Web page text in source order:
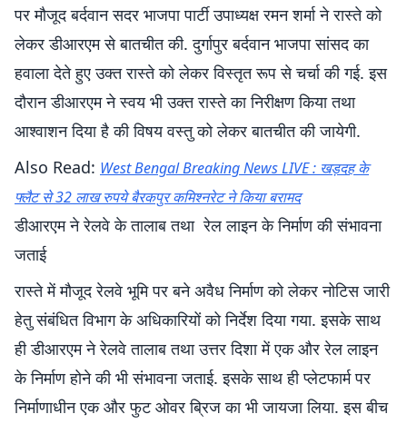
पर मौजूद बर्दवान सदर भाजपा पार्टी उपाध्यक्ष रमन शर्मा ने रास्ते को
लेकर डीआरएम से बातचीत की. दुर्गापुर बर्दवान भाजपा सांसद का
हवाला देते हुए उक्त रास्ते को लेकर विस्तृत रूप से चर्चा की गई. इस
दौरान डीआरएम ने स्वय भी उक्त रास्ते का निरीक्षण किया तथा
आश्वाशन दिया है की विषय वस्तु को लेकर बातचीत की जायेगी.
Also Read: West Bengal Breaking News LIVE : खड़दह के
फ्लैट से 32 लाख रुपये बैरकपुर कमिश्नरेट ने किया बरामद
डीआरएम ने रेलवे के तालाब तथा रेल लाइन के निर्माण की संभावना
जताई
रास्ते में मौजूद रेलवे भूमि पर बने अवैध निर्माण को लेकर नोटिस जारी
हेतु संबंधित विभाग के अधिकारियों को निर्देश दिया गया. इसके साथ
ही डीआरएम ने रेलवे तालाब तथा उत्तर दिशा में एक और रेल लाइन
के निर्माण होने की भी संभावना जताई. इसके साथ ही प्लेटफार्म पर
निर्माणाधीन एक और फुट ओवर ब्रिज का भी जायजा लिया. इस बीच